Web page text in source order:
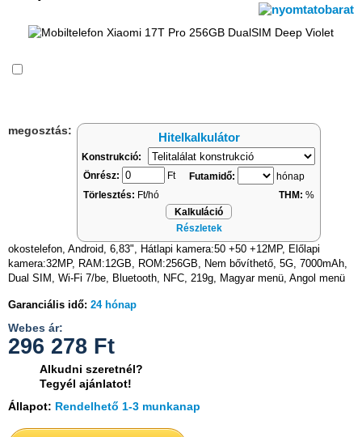
megosztás:
Hitelkalkulátor
Konstrukció:
Önrész:
Ft Futamidő:
hónap
Törlesztés: Ft/hó THM: %
Kalkuláció
Részletek
okostelefon, Android, 6,83", Hátlapi kamera:50 +50 +12MP, Előlapi
kamera:32MP, RAM:12GB, ROM:256GB, Nem bővíthető, 5G, 7000mAh,
Dual SIM, Wi-Fi 7/be, Bluetooth, NFC, 219g, Magyar menü, Angol menü
Garanciális idő: 24 hónap
Webes ár:
296 278 Ft
Alkudni szeretnél?
Tegyél ajánlatot!
Állapot: Rendelhető 1-3 munkanap